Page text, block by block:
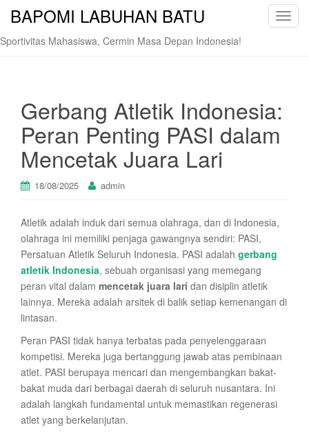
T
BAPOMI LABUHAN BATU
Sportivitas Mahasiswa, Cermin Masa Depan Indonesia!
Gerbang Atletik Indonesia:
Peran Penting PASI dalam
Mencetak Juara Lari
18/08/2025 admin
Atletik adalah induk dari semua olahraga, dan di Indonesia,
olahraga ini memiliki penjaga gawangnya sendiri: PASI,
Persatuan Atletik Seluruh Indonesia. PASI adalah gerbang
atletik Indonesia, sebuah organisasi yang memegang
peran vital dalam mencetak juara lari dan disiplin atletik
lainnya. Mereka adalah arsitek di balik setiap kemenangan di
lintasan.
Peran PASI tidak hanya terbatas pada penyelenggaraan
kompetisi. Mereka juga bertanggung jawab atas pembinaan
atlet. PASI berupaya mencari dan mengembangkan bakat-
bakat muda dari berbagai daerah di seluruh nusantara. Ini
adalah langkah fundamental untuk memastikan regenerasi
atlet yang berkelanjutan.